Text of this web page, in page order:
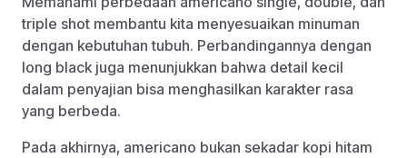
triple shot membantu kita menyesuaikan minuman
dengan kebutuhan tubuh. Perbandingannya dengan
long black juga menunjukkan bahwa detail kecil
dalam penyajian bisa menghasilkan karakter rasa
yang berbeda.
Pada akhirnya, americano bukan sekadar kopi hitam